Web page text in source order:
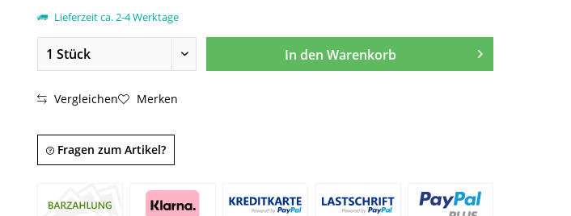
Lieferzeit ca. 2-4 Werktage
In den Warenkorb
Vergleichen Merken
Fragen zum Artikel?